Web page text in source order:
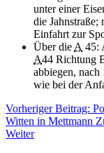
unter einer
die Jahnstraße;
Einfahrt zur
Über die A 45:
A44 Richtung
abbiegen,
wie bei der
Vorheriger Beitrag:
Witten in Mettmann
Weiter